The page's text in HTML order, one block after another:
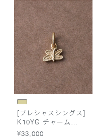
[プレシャスシングス]
K10YG チャーム
/Butterfly
¥33,000